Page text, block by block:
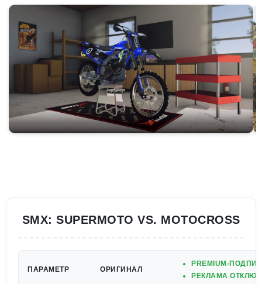
SMX: SUPERMOTO VS. MOTOCROSS
ПАРАМЕТР ОРИГИНАЛ
PREMIUM-
РЕКЛАМА